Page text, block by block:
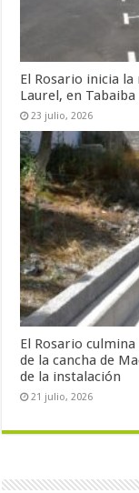
El Rosario inicia
Laurel, en
23 julio, 2026
El Rosario
de la cancha de
de la instalación
21 julio, 2026